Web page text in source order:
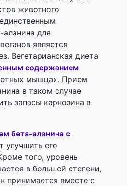
животного
аланина для
является
Вегетарианская диета
содержанием
мышцах. Прием
в таком случае
запасы карнозина в
бета-аланина с
улучшить его
того, уровень
в большей степени,
принимается вместе с